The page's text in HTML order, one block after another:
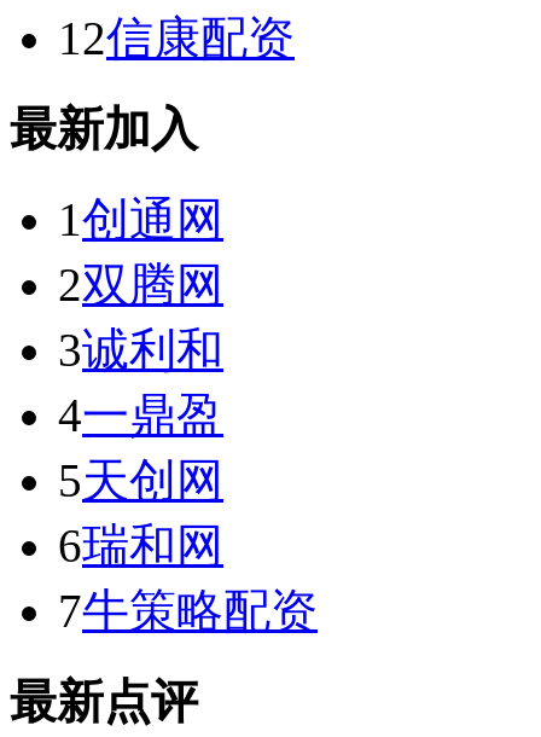
12信康配资
最新加入
1创通网
2双腾网
3诚利和
4一鼎盈
5天创网
6瑞和网
7牛策略配资
最新点评